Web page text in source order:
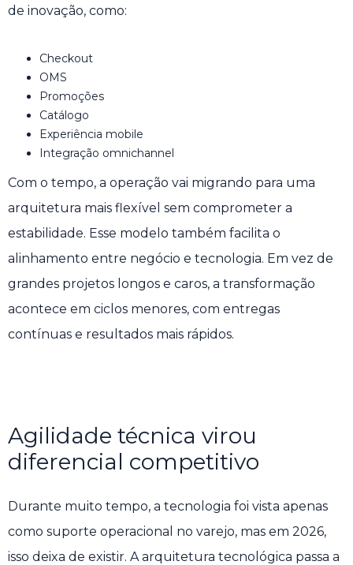
de inovação, como:
Checkout
OMS
Promoções
Catálogo
Experiência mobile
Integração omnichannel
Com o tempo, a operação vai migrando para uma
arquitetura mais flexível sem comprometer a
estabilidade. Esse modelo também facilita o
alinhamento entre negócio e tecnologia. Em vez de
grandes projetos longos e caros, a transformação
acontece em ciclos menores, com entregas
contínuas e resultados mais rápidos.
Agilidade técnica virou
diferencial competitivo
Durante muito tempo, a tecnologia foi vista apenas
como suporte operacional no varejo, mas em 2026,
isso deixa de existir. A arquitetura tecnológica passa a